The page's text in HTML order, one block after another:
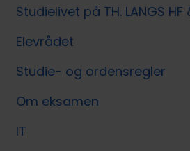
Studielivet på TH. LANGS HF
Elevrådet
Studie- og ordensregler
Om eksamen
IT